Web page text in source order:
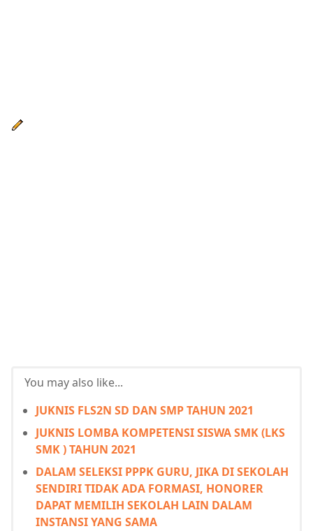
You may also like...
JUKNIS FLS2N SD DAN SMP TAHUN 2021
JUKNIS LOMBA KOMPETENSI SISWA SMK (LKS
SMK ) TAHUN 2021
DALAM SELEKSI PPPK GURU, JIKA DI SEKOLAH
SENDIRI TIDAK ADA FORMASI, HONORER
DAPAT MEMILIH SEKOLAH LAIN DALAM
INSTANSI YANG SAMA